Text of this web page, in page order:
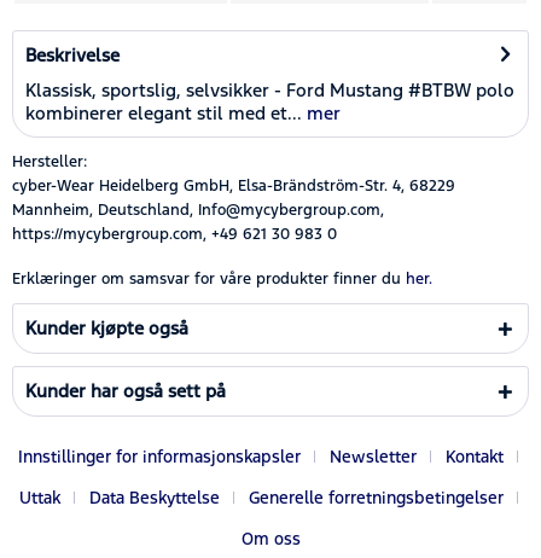
Beskrivelse
Klassisk, sportslig, selvsikker - Ford Mustang #BTBW polo
kombinerer elegant stil med et... mer
Hersteller:
cyber-Wear Heidelberg GmbH, Elsa-Brändström-Str. 4, 68229
Mannheim, Deutschland, Info@mycybergroup.com,
https://mycybergroup.com, +49 621 30 983 0
Erklæringer om samsvar for våre produkter finner du her.
Kunder kjøpte også
Kunder har også sett på
Innstillinger for informasjonskapsler Newsletter
Kontakt
Uttak
Data Beskyttelse
Generelle forretningsbetingelser
Om oss